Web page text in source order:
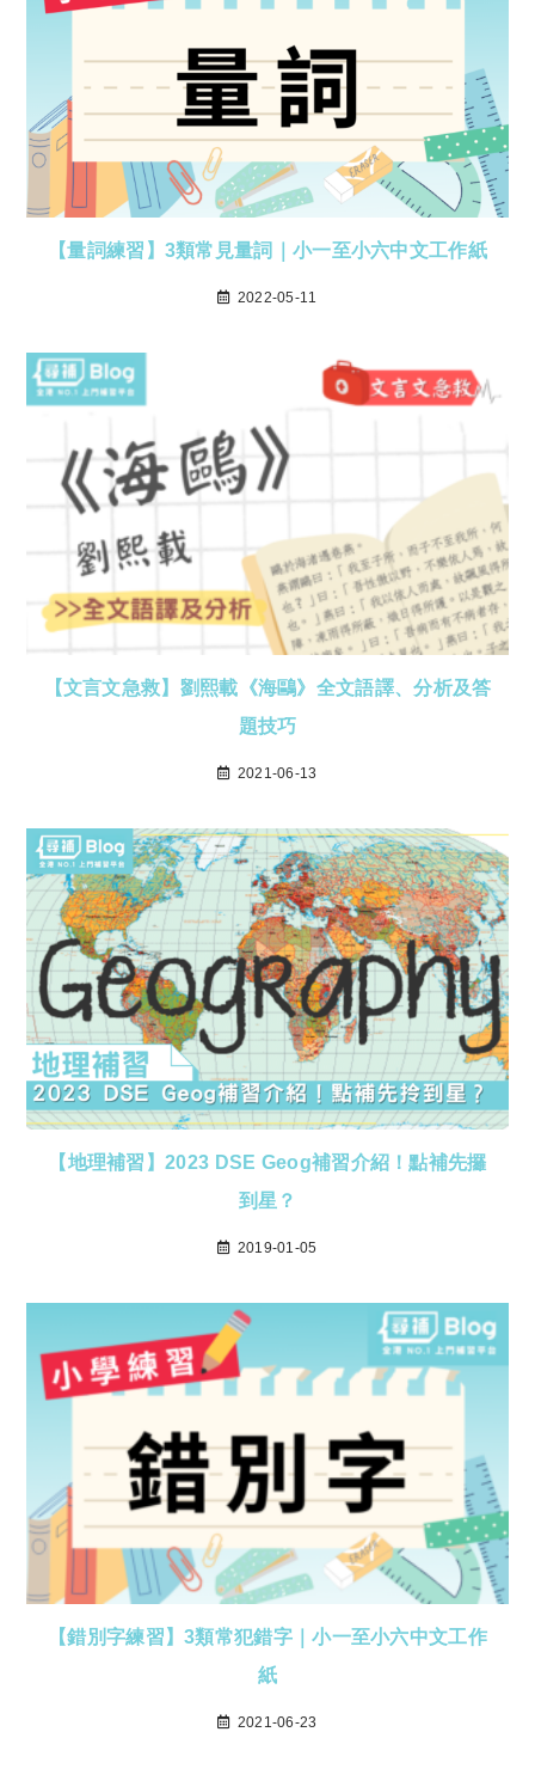
【量詞練習】3類常見量詞｜小一至小六中文工作紙
2022-05-11
【文言文急救】劉熙載《海鷗》全文語譯、分析及答
題技巧
2021-06-13
【地理補習】2023 DSE Geog補習介紹！點補先攞
到星？
2019-01-05
【錯別字練習】3類常犯錯字｜小一至小六中文工作
紙
2021-06-23